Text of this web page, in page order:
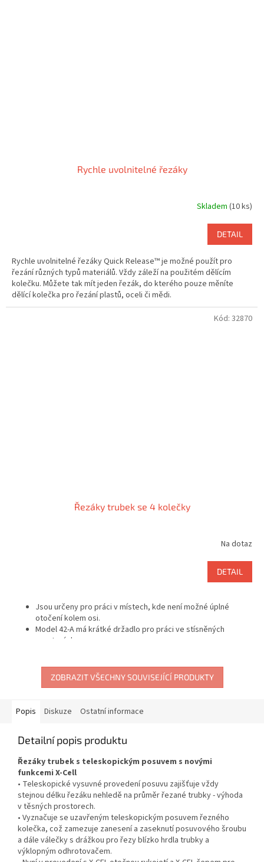
Rychle uvolnitelné řezáky
Skladem (10 ks)
DETAIL
Rychle uvolnitelné řezáky Quick Release™ je možné použít pro
řezání různých typů materiálů. Vždy záleží na použitém dělícím
kolečku. Můžete tak mít jeden řezák, do kterého pouze měníte
dělící kolečka pro řezání plastů, oceli či mědi.
Řezáky trubek se 4 kolečky
Na dotaz
DETAIL
Jsou určeny pro práci v místech, kde není možné úplné
otočení kolem osi.
Model 42-A má krátké držadlo pro práci ve stísněných
prostorách.
Oba modely jsou vybaveny čtyřmi kolečky pro velká zatížení
Kód: 32870
ZOBRAZIT VŠECHNY SOUVISEJÍCÍ PRODUKTY
Popis Diskuze Ostatní informace
Detailní popis produktu
Řezáky trubek s teleskopickým posuvem s novými
funkcemi X-Cell
• Teleskopické vysuvné provedení posuvu zajišťuje vždy
stejnou délku řezáku nehledě na průměr řezané trubky - výhoda
v těsných prostorech.
• Vyznačuje se uzavřeným teleskopickým posuvem řezného
kolečka, což zamezuje zanesení a zaseknutí posuvového šroubu
a dále válečky s drážkou pro řezy blízko hrdla trubky a
výklopným odhrotovačem.